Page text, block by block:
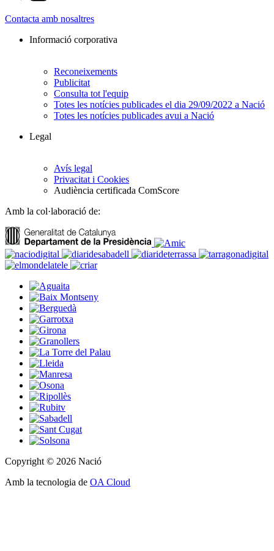
Contacta amb nosaltres
Informació corporativa
Reconeixements
Publicitat
Consulta tot l'equip
Totes les notícies publicades el dia 29/09/2022 a Nació
Totes les notícies publicades avui a Nació
Legal
Avís legal
Privacitat i Cookies
Audiència certificada ComScore
Amb la col·laboració de:
Copyright © 2026 Nació
Amb la tecnologia de OA Cloud